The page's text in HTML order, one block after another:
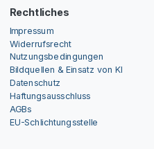
Rechtliches
Impressum
Widerrufsrecht
Nutzungsbedingungen
Bildquellen & Einsatz von KI
Datenschutz
Haftungsausschluss
AGBs
EU-Schlichtungsstelle